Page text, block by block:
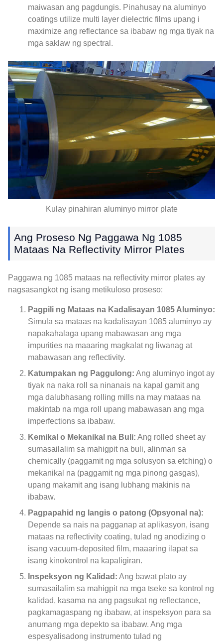
maiwasan ang pagdungis. Pinahusay na aluminyo
coatings utilize multi layer dielectric films upang i
maximize ang reflectance sa ibabaw ng mga tiyak na
mga saklaw ng spectral.
Kulay pinahiran aluminyo mirror plate
Ang Proseso Ng Paggawa Ng 1085
Mataas Na Reflectivity Mirror Plates
Paggawa ng 1085 mataas na reflectivity mirror plates ay
nagsasangkot ng isang metikuloso proseso:
Pagpili ng Mataas na Kadalisayan 1085 Aluminyo:
Simula sa mataas na kadalisayan 1085 aluminyo ay
napakahalaga upang mabawasan ang mga
impurities na maaaring magkalat ng liwanag at
mabawasan ang reflectivity.
Katumpakan ng Paggulong: Ang aluminyo ingot ay
tiyak na naka roll sa ninanais na kapal gamit ang
mga dalubhasang rolling mills na may mataas na
makintab na mga roll upang mabawasan ang mga
imperfections sa ibabaw.
Kemikal o Mekanikal na Buli: Ang rolled sheet ay
sumasailalim sa mahigpit na buli, alinman sa
chemically (paggamit ng mga solusyon sa etching) o
mekanikal na (paggamit ng mga pinong gasgas),
upang makamit ang isang lubhang makinis na
ibabaw.
Pagpapahid ng langis o patong (Opsyonal na):
Depende sa nais na pagganap at aplikasyon, isang
mataas na reflectivity coating, tulad ng anodizing o
isang vacuum-deposited film, maaaring ilapat sa
isang kinokontrol na kapaligiran.
Inspeksyon ng Kalidad: Ang bawat plato ay
sumasailalim sa mahigpit na mga tseke sa kontrol ng
kalidad, kasama na ang pagsukat ng reflectance,
pagkamagaspang ng ibabaw, at inspeksyon para sa
anumang mga depekto sa ibabaw. Ang mga
espesyalisadong instrumento tulad ng